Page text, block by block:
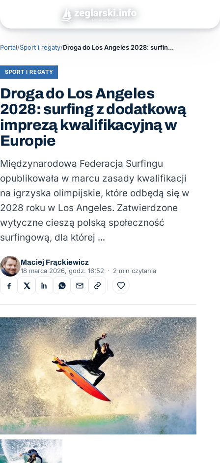
Portal/Sport i regaty/ Droga do Los Angeles 2028: surfing z dodatkową imprezą kwalifikacyjną w Europie
SPORT I REGATY
Droga do Los Angeles
2028: surfing z dodatkową
imprezą kwalifikacyjną w
Europie
Międzynarodowa Federacja Surfingu
opublikowała w marcu zasady kwalifikacji
na igrzyska olimpijskie, które odbędą się w
2028 roku w Los Angeles. Zatwierdzone
wytyczne cieszą polską społeczność
surfingową, dla której …
Maciej Frąckiewicz
18 marca 2026, godz. 16:52 · 2 min czytania
Do ulubionych